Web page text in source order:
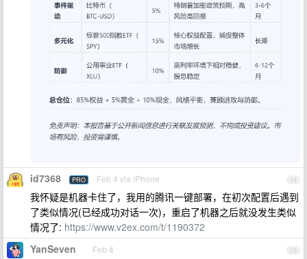
14
id7368 PRO Feb 4 via iPhone
我怀疑是机器卡住了，我用的腾讯一键部署，在初次配置后遇到
了类似情况(已经成功对话一次)，重启了机器之后就没发生类似
情况了: https://www.v2ex.com/t/1190372
15
YanSeven Feb 4